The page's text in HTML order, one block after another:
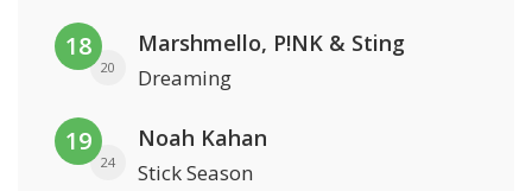
18
20
Marshmello, P!NK & Sting
Dreaming
19
24
Noah Kahan
Stick Season